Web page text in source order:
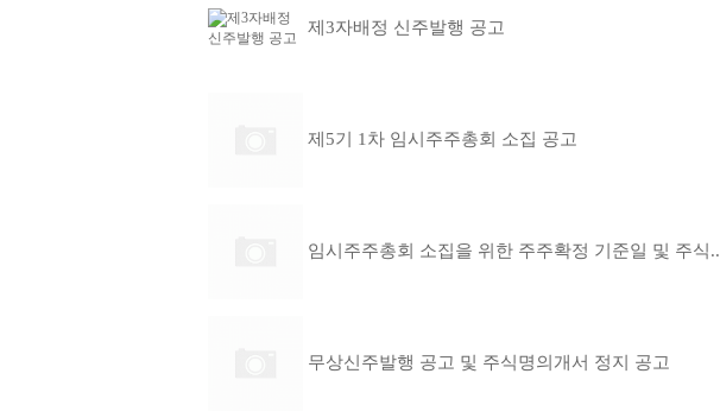
제3자배정 신주발행 공고
제5기 1차 임시주주총회 소집 공고
임시주주총회 소집을 위한 주주확정 기준일 및 주식..
무상신주발행 공고 및 주식명의개서 정지 공고